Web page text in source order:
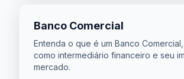
Banco Comercial
Entenda o que é um Banco
como intermediário financeiro e seu
mercado.